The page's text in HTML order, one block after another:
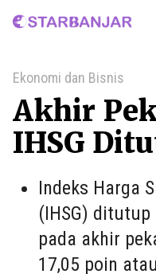
Home
Ekonomi dan Bisnis
Akhir
IHSG
Indeks Harga
(IHSG)
pada akhir
17,05 poin